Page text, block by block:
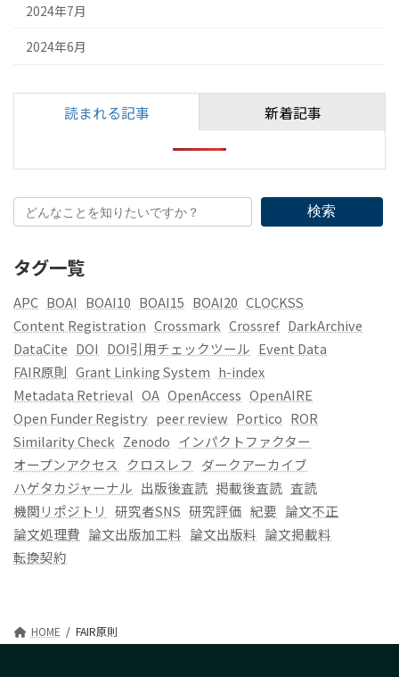
2024年7月
2024年6月
読まれる記事 新着記事
検索
タグ一覧
APC BOAI BOAI10 BOAI15 BOAI20 CLOCKSS
Content Registration Crossmark Crossref DarkArchive
DataCite DOI DOI引用チェックツール Event Data
FAIR原則 Grant Linking System h-index
Metadata Retrieval OA OpenAccess OpenAIRE
Open Funder Registry peer review Portico ROR
Similarity Check Zenodo インパクトファクター
オープンアクセス クロスレフ ダークアーカイブ
ハゲタカジャーナル 出版後査読 掲載後査読 査読
機関リポジトリ
研究者SNS 研究評価 紀要 論文不正
論文処理費 論文出版加工料 論文出版料 論文掲載料
転換契約
HOME FAIR原則